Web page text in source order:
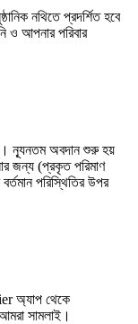
নথিতে প্রদর্শিত হবে
ও আপনার পরিবার
ন্যূনতম অবদান শুরু হয়
জন্য (প্রকৃত পরিমাণ
পরিস্থিতির উপর
অ্যাপ থেকে
সামলাই।